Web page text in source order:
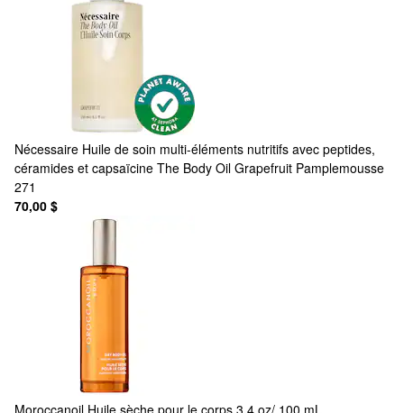
Nécessaire Huile de soin multi-éléments nutritifs avec peptides,
céramides et capsaïcine The Body Oil Grapefruit Pamplemousse
271
70,00 $
Moroccanoil Huile sèche pour le corps 3.4 oz/ 100 mL